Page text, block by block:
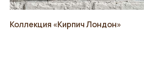
Коллекция «Кирпич Лондон»